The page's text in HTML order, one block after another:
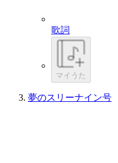
歌詞
マイうた
夢のスリーナイン号